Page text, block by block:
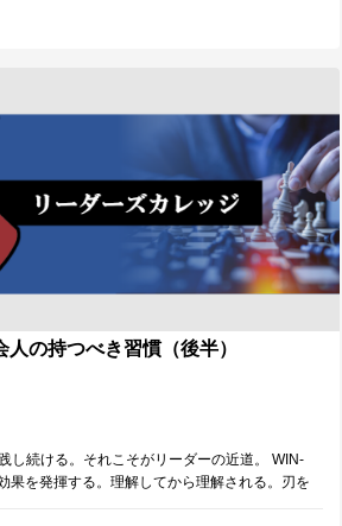
リスクを理解し、計画的に布石を打ちながらコ
ェクトを成功に導く姿勢。支部合宿で ２．来月
本として伝えられること ・11期支部長に対する
体の視点や意思決定のプロセス（必要な判断材料
・人事領域のOJTを通して、組織の抑えどころ
してこれらを情報の少ない11期が分かる・出来る
日、誰に対し、どのような価値を具体的に提供
和田さんの2人に個人として成長、エンカレッジ
1年間の目標設定が出来るように気付きを2つず
を通じて、10期に対しては「10期が11期・12
を創れる土台を形成できたこと、後は最後まで
11期には「自らが組織の顔であり、組織を進化
とを意識付け。これを意識付け出来るFBを毎度
。 ・11期支部長に対して、「支部長として抑え
・NextPlan】本日の振返り■ １．現状・成果の
さん関して 組織への貢献欲が非常にあったため
けたコーチングを実施。自己の行動の癖を分析
動改善に繋がるコーチングが出来たと思う。 ■全
ンディング記事で学びあった引継ぎへの楽しみ
人の持つべき習慣（後半）
し続ける。それこそがリーダーの近道。 WIN-
果を発揮する。理解してから理解される。刃を